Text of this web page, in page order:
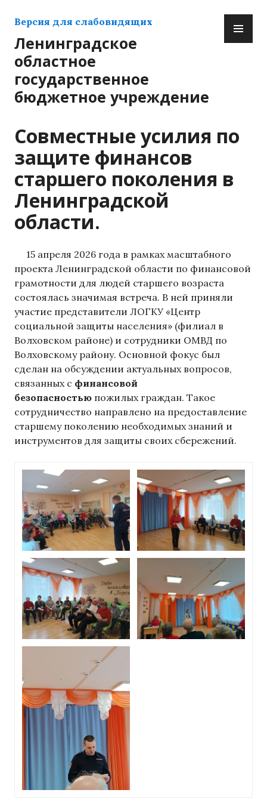
к
содержимому
Версия для слабовидящих
Ленинградское
областное
государственное
бюджетное учреждение
Совместные усилия по
защите финансов
старшего поколения в
Ленинградской
области.
15 апреля 2026 года в рамках масштабного
проекта Ленинградской области по финансовой
грамотности для людей старшего возраста
состоялась значимая встреча. В ней приняли
участие представители ЛОГКУ «Центр
социальной защиты населения» (филиал в
Волховском районе) и сотрудники ОМВД по
Волховскому району. Основной фокус был
сделан на обсуждении актуальных вопросов,
связанных с финансовой
безопасностью пожилых граждан. Такое
сотрудничество направлено на предоставление
старшему поколению необходимых знаний и
инструментов для защиты своих сбережений.